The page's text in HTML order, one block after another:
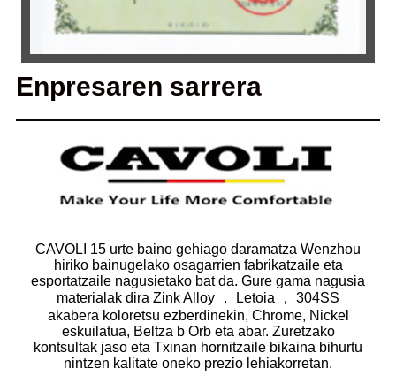
Enpresaren sarrera
CAVOLI 15 urte baino gehiago daramatza Wenzhou
hiriko bainugelako osagarrien fabrikatzaile eta
esportatzaile nagusietako bat da. Gure gama nagusia
materialak dira Zink Alloy ， Letoia ， 304SS
akabera koloretsu ezberdinekin, Chrome, Nickel
eskuilatua, Beltza b Orb eta abar. Zuretzako
kontsultak jaso eta Txinan hornitzaile bikaina bihurtu
nintzen kalitate oneko prezio lehiakorretan.